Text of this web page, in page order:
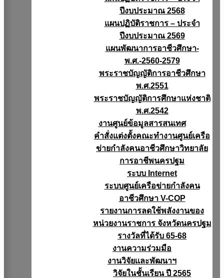
ปีงบประมาณ 2568
แผนปฏิบัติราชการ – ประจำ
ปีงบประมาณ 2569
แผนพัฒนาการอาชีวศึกษา-
พ.ศ.-2560-2579
พระราชบัญญัติการอาชีวศึกษา
พ.ศ.2551
พระราชบัญญัติการศึกษาแห่งชาติ
พ.ศ.2542
งานศูนย์ข้อมูลสารสนเทศ
คำสั่งแต่งตั้งคณะทำงานศูนย์เครือ
ข่ายกำลังคนอาชีวศึกษาวิทยาลัย
การอาชีพนครปฐม
ระบบ Internet
ระบบศูนย์เครือข่ายกำลังคน
อาชีวศึกษา V-COP
รายงานการลดใช้พลังงานของ
หน่วยงานราชการ จังหวัดนครปฐม
รางวัลที่ได้รับ 65-68
งานความร่วมมือ
งานวิจัยเเละพัฒนาฯ
วิจัยในชั้นเรียน ปี 2565